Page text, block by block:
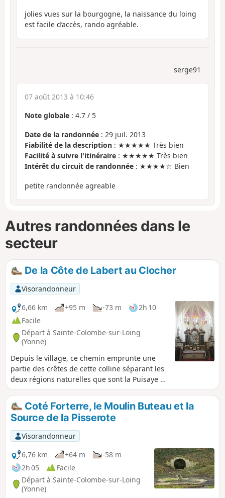
jolies vues sur la bourgogne, la naissance du loing
est facile d’accès, rando agréable.
serge91
07 août 2013 à 10:46
Note globale : 4.7 / 5
Date de la randonnée : 29 juil. 2013
Fiabilité de la description : ★★★★★ Très bien
Facilité à suivre l'itinéraire : ★★★★★ Très bien
Intérêt du circuit de randonnée : ★★★★☆ Bien
petite randonnée agreable
Autres randonnées dans le
secteur
De la Côte de Labert au Clocher
Visorandonneur
6,66 km
+95 m -73 m
2h 10
Facile
Départ à Sainte-Colombe-sur-Loing
(Yonne)
Depuis le village, ce chemin emprunte une
partie des crêtes de cette colline séparant les
deux régions naturelles que sont la Puisaye à
l'Ouest et la Forterre à l'Est.
Coté Forterre, le Moulin Buteau et la
Source de la Pisserote
Visorandonneur
6,76 km
+64 m
-58 m
2h 05
Facile
Départ à Sainte-Colombe-sur-Loing
(Yonne)